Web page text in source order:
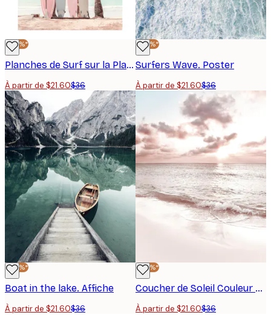
-40%*
Planches de Surf sur la Plage Poster
À partir de $21.60$36
-40%*
Surfers Wave. Poster
À partir de $21.60$36
-40%*
Boat in the lake. Affiche
À partir de $21.60$36
-40%*
Coucher de Soleil Couleur Pêche Poster
À partir de $21.60$36